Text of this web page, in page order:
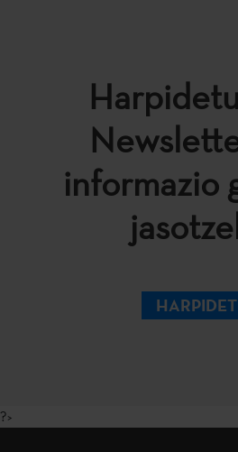
informazio
?>